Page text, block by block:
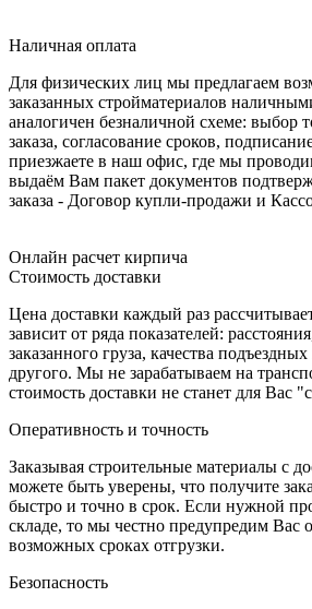
Наличная оплата
Для физических лиц мы предлагаем
заказанных стройматериалов
аналогичен безналичной схеме: выбор
заказа, согласование сроков,
приезжаете в наш офис, где мы
выдаём Вам пакет документов
заказа - Договор купли-продажи и
Онлайн расчет кирпича
Стоимость доставки
Цена доставки каждый раз
зависит от ряда показателей:
заказанного груза, качества
другого. Мы не зарабатываем на
стоимость доставки не станет для Вас
Оперативность и точность
Заказывая строительные материалы с
можете быть уверены, что получите
быстро и точно в срок. Если нужной
складе, то мы честно предупредим Вас
возможных сроках отгрузки.
Безопасность